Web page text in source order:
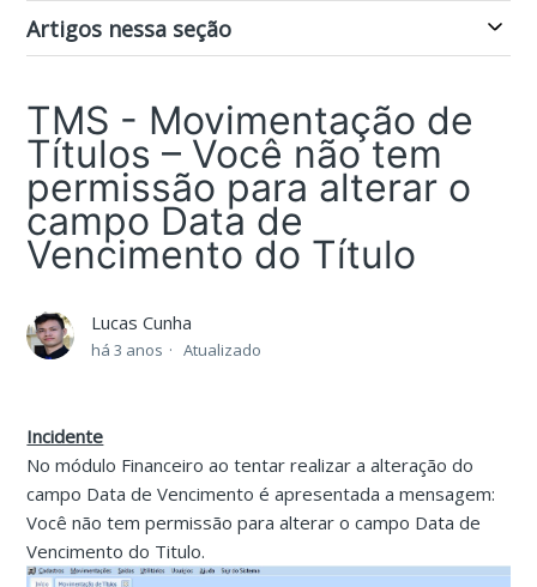
Artigos nessa seção
TMS - Movimentação de
Títulos – Você não tem
permissão para alterar o
campo Data de
Vencimento do Título
Lucas Cunha
há 3 anos Atualizado
Incidente
No módulo Financeiro ao tentar realizar a alteração do
campo Data de Vencimento é apresentada a mensagem:
Você não tem permissão para alterar o campo Data de
Vencimento do Titulo.